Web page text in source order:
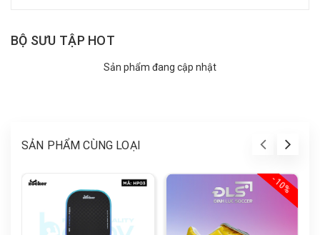
BỘ SƯU TẬP HOT
Sản phẩm đang cập nhật
SẢN PHẨM CÙNG LOẠI
- 10%